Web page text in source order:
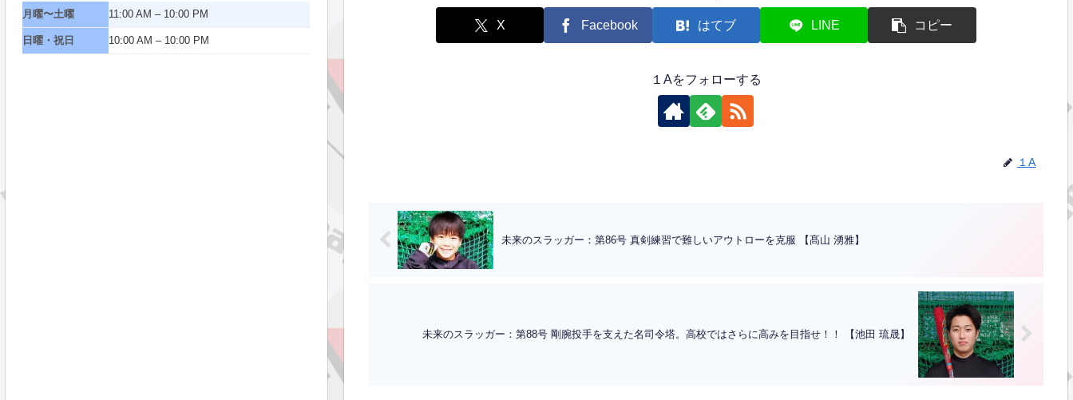
X Facebook はてブ LINE コピー
１Aをフォローする
１A
未来のスラッガー：第86号 真剣練習で難しいアウトローを克服 【髙山 湧雅】
未来のスラッガー：第88号 剛腕投手を支えた名司令塔。高校ではさらに高みを目指せ！！ 【池田 琉晟】
月曜〜土曜 11:00 AM – 10:00 PM
日曜・祝日 10:00 AM – 10:00 PM